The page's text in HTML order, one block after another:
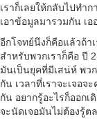
เราก็เลยให้กลับไปทำ
เอาข้อมูลมารวมกัน เ
อีกโจทย์นึงก็คือแล้วถ้า
สำหรับพวกเราก็คือ ปี
มันเป็นยุคที่มีเสน่ห์ พว
กัน เวลาที่เราจะเจอจ
กัน อยากรู้อะไรก็ออกเ
จะนัดเจอมันไม่ต้องรู้ต